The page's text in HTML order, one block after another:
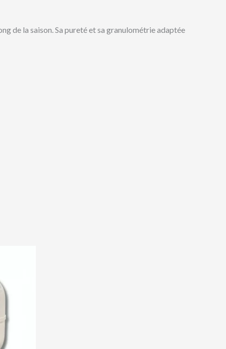
de la saison. Sa pureté et sa granulométrie adaptée